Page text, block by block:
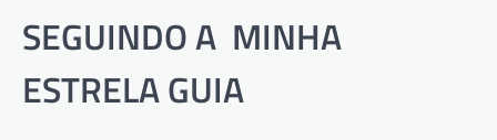
SEGUINDO A MINHA
ESTRELA GUIA